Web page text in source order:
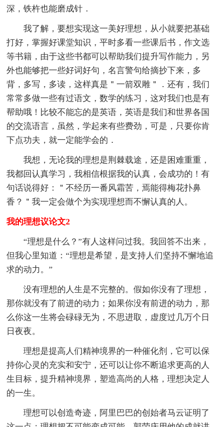
深，铁杵也能磨成针．
我了解，要想实现这一美好理想，从小就要把基础
打好，掌握好课堂知识，平时多看一些课后书，作文选
等书籍，由于这些书都可以帮助我们提升写作能力，另
外也能够把一些好词好句，名言警句给摘抄下来，多
背，多写，多读，这样真是＂一箭双雕＂．还有，我们
常常多做一些有过语文，数学的练习，这对我们也是有
帮助哦！比较不能忘的是英语，英语是我们和世界各国
的交流语言，虽然，学起来有些费劲，可是，只要你肯
下点功夫，就一定能学会的．
我想，无论我的理想是荆棘载途，还是困难重重，
我都回认真学习，我相信根据我的认真，会成功的！有
句话说得好：＂不经历一番风霜苦，焉能得梅花扑鼻
香？＂我一定会做个为实现理想而不懈认真的人。
我的理想议论文2
“理想是什么？”有人这样问过我。我回答不出来，
但我心里知道：“理想是希望，是支持人们坚持不懈地追
求的动力。”
没有理想的人生是不完整的。假如你没有了理想，
那你就没有了前进的动力；如果你没有前进的动力，那
么你这一生将会碌碌无为，不思进取，虚度过几万个日
日夜夜。
理想是提高人们精神境界的一种催化剂，它可以保
持你心灵的充实和安宁，还可以让你不断追求更高的人
生目标，提升精神境界，塑造高尚的人格，理想决定人
的一生。
理想可以创造奇迹，阿里巴巴的创始者马云证明了